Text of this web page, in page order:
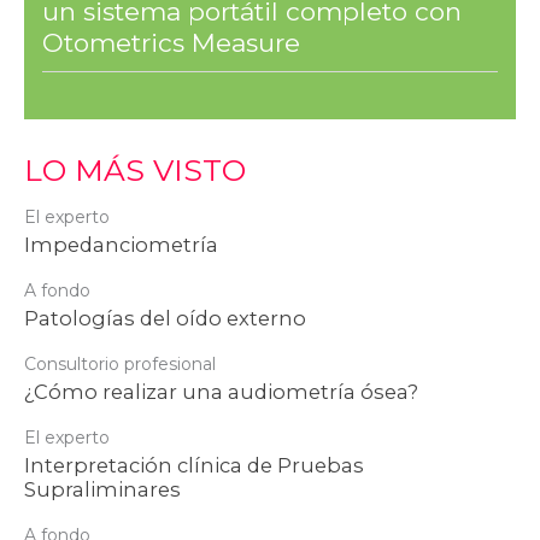
un sistema portátil completo con
Otometrics Measure
LO MÁS VISTO
El experto
Impedanciometría
A fondo
Patologías del oído externo
Consultorio profesional
¿Cómo realizar una audiometría ósea?
El experto
Interpretación clínica de Pruebas
Supraliminares
A fondo